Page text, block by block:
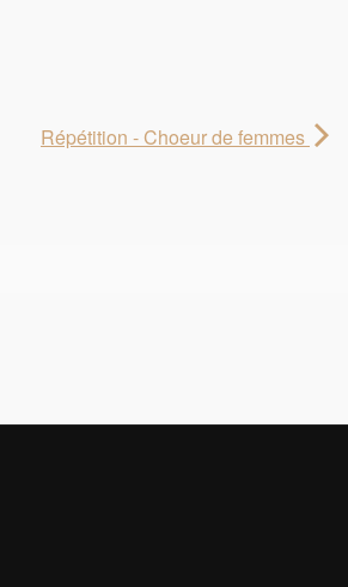
Répétition - Choeur de femmes